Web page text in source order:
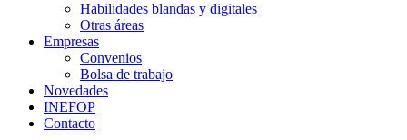
Habilidades blandas y digitales
Otras áreas
Empresas
Convenios
Bolsa de trabajo
Novedades
INEFOP
Contacto